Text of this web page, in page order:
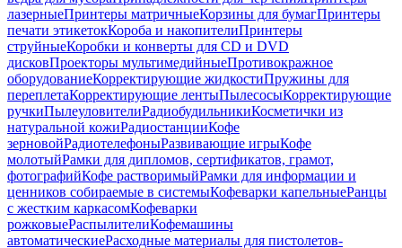
лазерныеПринтеры матричныеКорзины для бумагПринтеры
печати этикетокКороба и накопителиПринтеры
струйныеКоробки и конверты для CD и DVD
дисковПроекторы мультимедийныеПротивокражное
оборудованиеКорректирующие жидкостиПружины для
переплетаКорректирующие лентыПылесосыКорректирующие
ручкиПылеуловителиРадиобудильникиКосметички из
натуральной кожиРадиостанцииКофе
зерновойРадиотелефоныРазвивающие игрыКофе
молотыйРамки для дипломов, сертификатов, грамот,
фотографийКофе растворимыйРамки для информации и
ценников собираемые в системыКофеварки капельныеРанцы
с жестким каркасомКофеварки
рожковыеРаспылителиКофемашины
автоматическиеРасходные материалы для пистолетов-